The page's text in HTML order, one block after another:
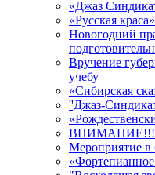
«Джаз
«Русская краса»
Новогодний
Вручение
учебу
«Сибирская
''Джаз-
Мероприятие в